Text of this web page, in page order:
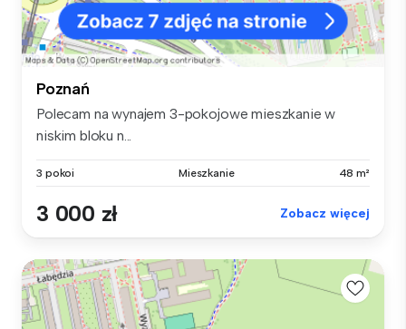
Poznań
Polecam na wynajem 3-pokojowe mieszkanie w
niskim bloku n...
3 pokoi Mieszkanie 48 m²
3 000 zł Zobacz więcej